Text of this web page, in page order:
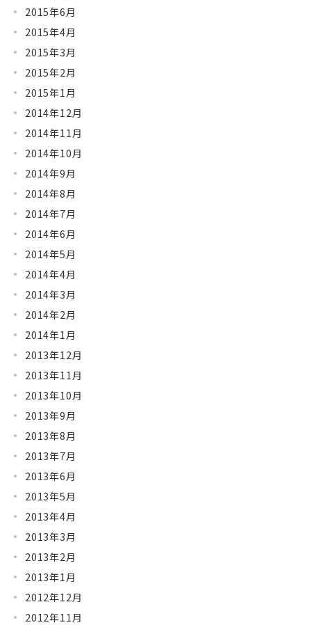
2015年6月
2015年4月
2015年3月
2015年2月
2015年1月
2014年12月
2014年11月
2014年10月
2014年9月
2014年8月
2014年7月
2014年6月
2014年5月
2014年4月
2014年3月
2014年2月
2014年1月
2013年12月
2013年11月
2013年10月
2013年9月
2013年8月
2013年7月
2013年6月
2013年5月
2013年4月
2013年3月
2013年2月
2013年1月
2012年12月
2012年11月